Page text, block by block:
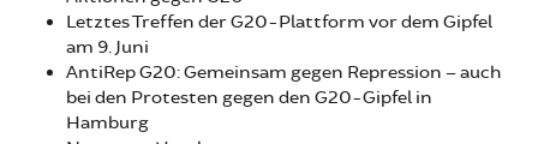
Letztes Treffen der G20-Plattform vor dem Gipfel
am 9. Juni
AntiRep G20: Gemeinsam gegen Repression – auch
bei den Protesten gegen den G20-Gipfel in
Hamburg